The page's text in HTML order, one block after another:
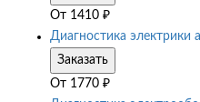
От 1410 ₽
Диагностика электрики
Заказать
От 1770 ₽